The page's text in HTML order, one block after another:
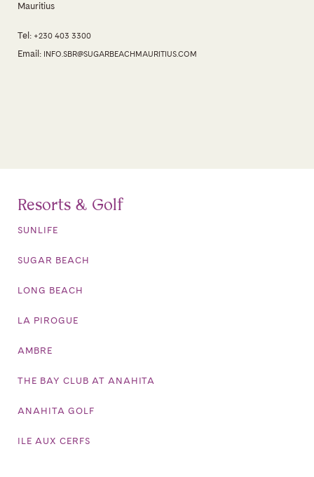
Mauritius
Tel: +230 403 3300
Email: INFO.SBR@SUGARBEACHMAURITIUS.COM
Resorts & Golf
SUNLIFE
SUGAR BEACH
LONG BEACH
LA PIROGUE
AMBRE
THE BAY CLUB AT ANAHITA
ANAHITA GOLF
ILE AUX CERFS